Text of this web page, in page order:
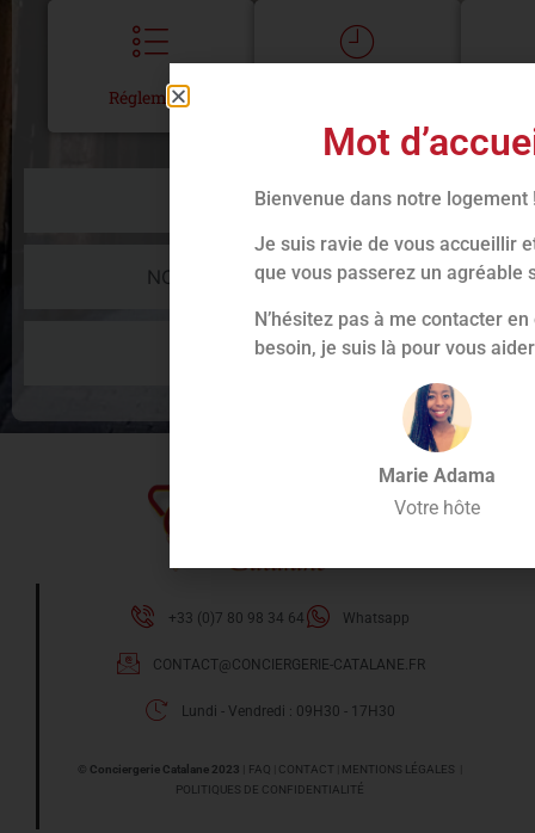
LE LOGEMENT
NOS RECOMMANDATIONS
NOS SERVICE EN +
Réglement
+33 (0)7 80 98 34 64 Whatsapp
CONTACT@CONCIERGERIE-CATALANE.FR
Lundi - Vendredi : 09H30 - 17H30​
© Conciergerie Catalane 2023 FAQ CONTACT MENTIONS LÉGALES
POLITIQUES DE CONFIDENTIALITÉ
Mot
Bienvenue dans notre logement
Je suis ravie de vous accueillir
que vous passerez un agréable
N’hésitez pas à me contacter en
besoin, je suis là pour vous
Marie Adama
Votre hôte